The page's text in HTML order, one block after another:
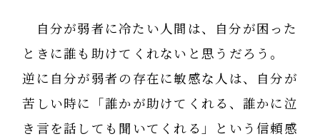
自分が弱者に冷たい人間は、自分が困った
ときに誰も助けてくれないと思うだろう。
逆に自分が弱者の存在に敏感な人は、自分が
苦しい時に「誰かが助けてくれる、誰かに泣
き言を話しても聞いてくれる」という信頼感